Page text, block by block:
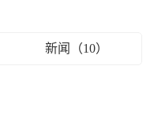
新闻（10）